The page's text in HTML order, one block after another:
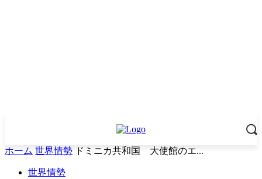
ホーム 世界情勢 ドミニカ共和国 大使館のエ...
世界情勢